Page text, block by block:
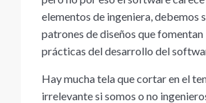
elementos de ingeniera, debemos
patrones de diseños que fomentan
prácticas del desarrollo del
Hay mucha tela que cortar en el
irrelevante si somos o no